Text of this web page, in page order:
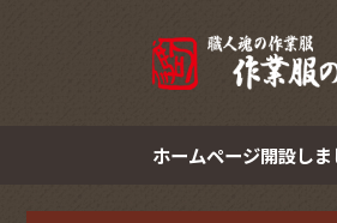
ホームページ開設しま